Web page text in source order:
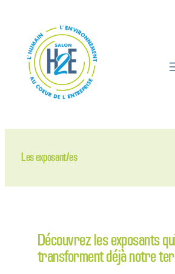
contenu
Les exposant/es
Découvrez les exposants
transforment déjà notre